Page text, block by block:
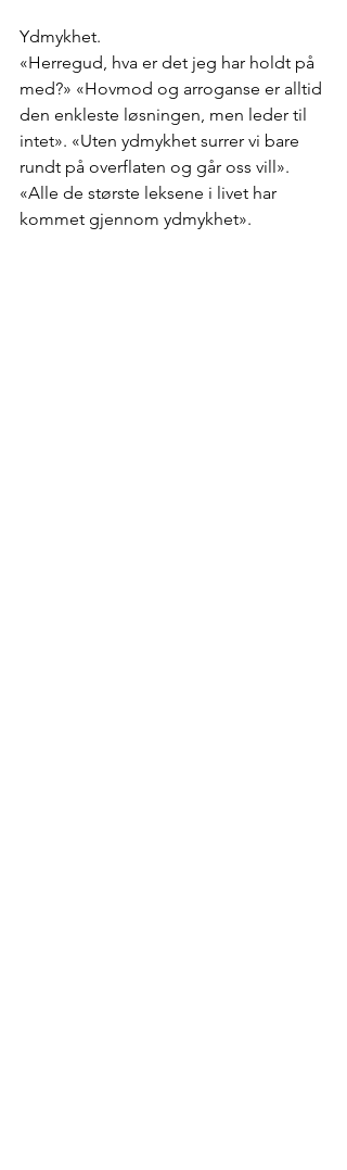
Ydmykhet.
«Herregud, hva er det jeg har holdt på
med?» «Hovmod og arroganse er alltid
den enkleste løsningen, men leder til
intet». «Uten ydmykhet surrer vi bare
rundt på overflaten og går oss vill».
«Alle de største leksene i livet har
kommet gjennom ydmykhet».